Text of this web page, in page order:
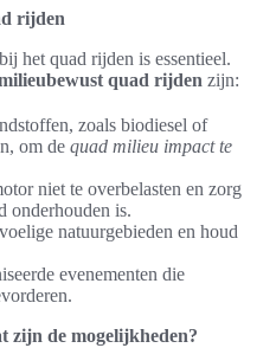
rijden
het quad rijden is essentieel.
quad rijden zijn:
zoals biodiesel of
om de quad milieu impact te
niet te overbelasten en zorg
onderhouden is.
natuurgebieden en houd
evenementen die
zijn de mogelijkheden?